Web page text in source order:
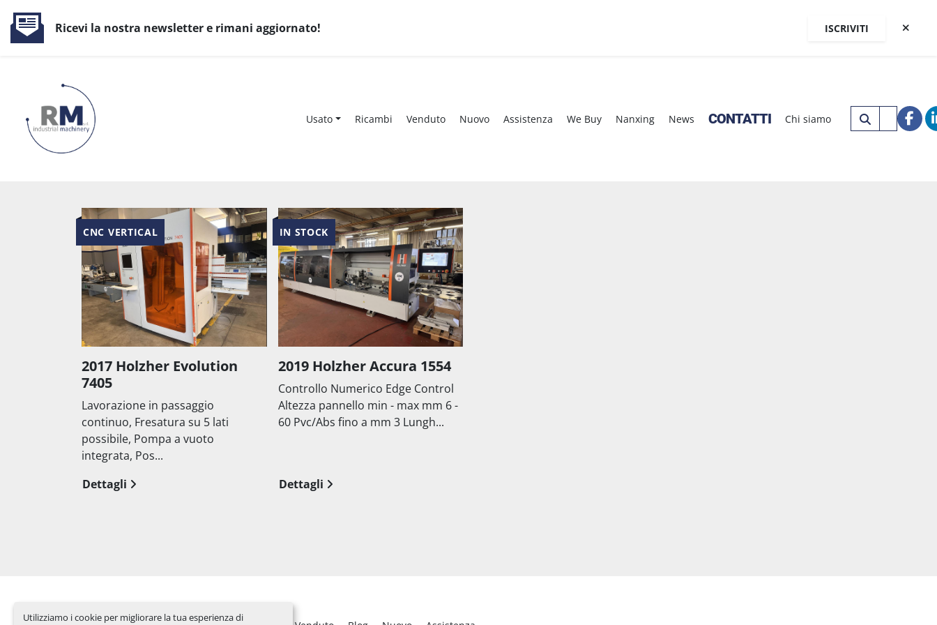
Utilizziamo i cookie per migliorare la tua esperienza di
Ricevi la nostra newsletter e rimani aggiornato! ISCRIVITI
Usato Ricambi Venduto Nuovo Assistenza We Buy Nanxing News CONTATTI Chi siamo
CNC VERTICAL
2017 Holzher Evolution
7405
Lavorazione in passaggio
continuo, Fresatura su 5 lati
possibile, Pompa a vuoto
integrata, Pos...
Dettagli
IN STOCK
2019 Holzher Accura 1554
Controllo Numerico Edge Control
Altezza pannello min - max mm 6 -
60 Pvc/Abs fino a mm 3 Lungh...
Dettagli